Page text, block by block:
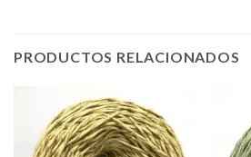
PRODUCTOS RELACIONADOS